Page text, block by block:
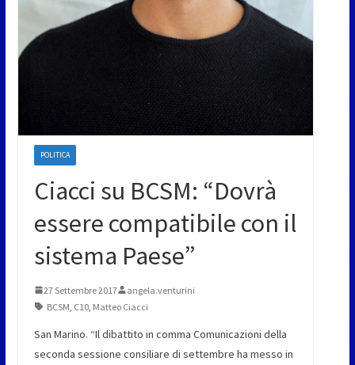
POLITICA
Ciacci su BCSM: “Dovrà
essere compatibile con il
sistema Paese”
27 Settembre 2017
angela.venturini
BCSM C10, Matteo Ciacci
San Marino. “Il dibattito in comma Comunicazioni della
seconda sessione consiliare di settembre ha messo in